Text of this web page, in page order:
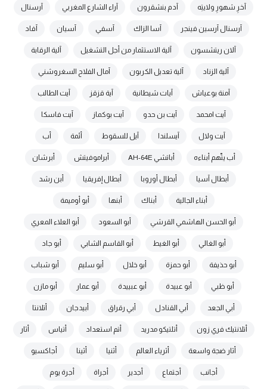
آخرِ شهورِ ولايتِه آدم بنشقرون آراء الشارع المغربي آرسنال
آرسنال آرسين فينجر آسا الزاك آسفي آسيان آفاد
آلان ريتشسون آلية الاستثمار من أجل التشغيل آلية الرقابة
آلية الزناد آلية تعديل الكربون آمال الفلاح السغروشني
آمنة بوعياش آيات شيطانية آية قزقز آيت الطالب
آيت امحمد آيت بن حدو آيت بوكماز آيت فاسكا
آيت ولال آيسلندا آيل للسقوط أئمة أب
أب يتّهم أبناءه أباتشي AH-64E أبراموفيتش أبرشان
أبطال آسيا أبطال أوروبا أبطال إفريقيا أبن رشد
أبناء الجالية أبناك أبنها أبو أوميمة
أبو الحسن الهاشمي القرشي أبو السعود أبو العلاء المعري
أبو الغالي أبو الغيط أبو القاسم الشابي أبو جاد
أبو حذيفة أبو حمزة أبو خلال أبو سليم أبو شباب
أبو ظبي أبو عبيدة أبو عبييدة أبو عمار أبو مازن
أبي الجعد أبي القنادل أبي رقراق أبيدجان أتلانتا
أتلانتيك فري زون أتلتيكو مدريد أتم استعداد أتياس أثار
أثار ضجة واسعة أثرياء العالم أثنيا أثينا أجاكسيو
أجانب أجتماع أجدير أجراة أجرة يوم